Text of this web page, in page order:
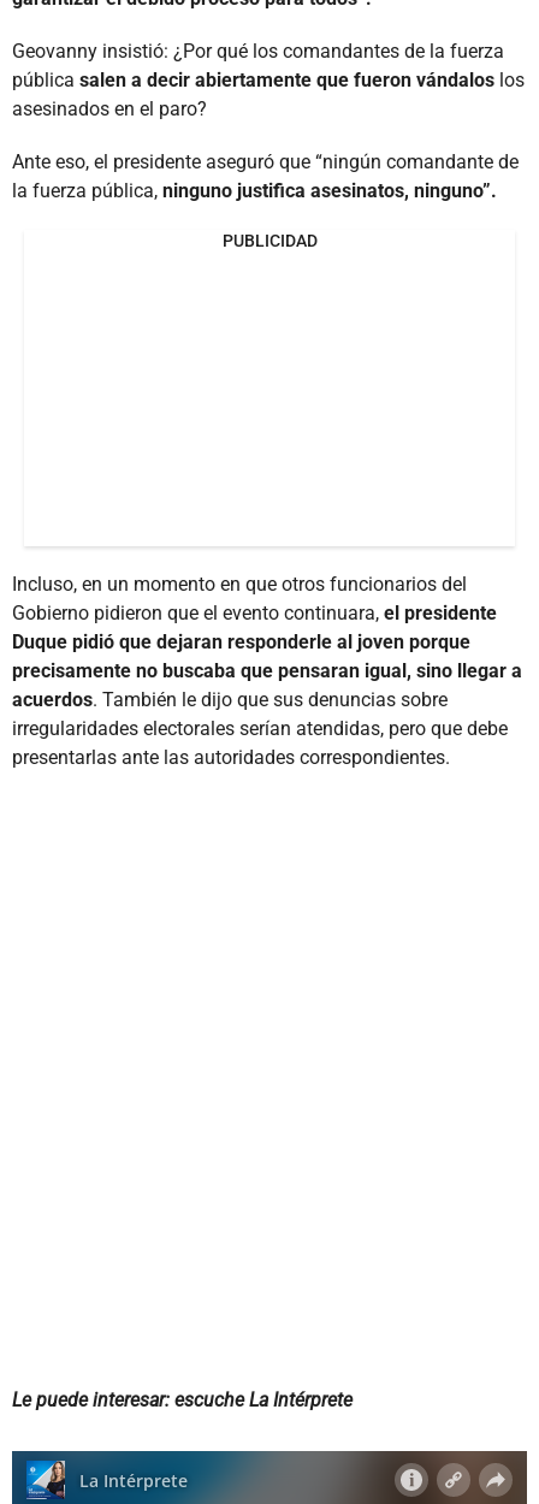
Geovanny insistió: ¿Por qué los comandantes de la fuerza
pública salen a decir abiertamente que fueron vándalos los
asesinados en el paro?
Ante eso, el presidente aseguró que “ningún comandante de
la fuerza pública, ninguno justifica asesinatos, ninguno”.
PUBLICIDAD
Incluso, en un momento en que otros funcionarios del
Gobierno pidieron que el evento continuara, el presidente
Duque pidió que dejaran responderle al joven porque
precisamente no buscaba que pensaran igual, sino llegar a
acuerdos. También le dijo que sus denuncias sobre
irregularidades electorales serían atendidas, pero que debe
presentarlas ante las autoridades correspondientes.
Le puede interesar: escuche La Intérprete